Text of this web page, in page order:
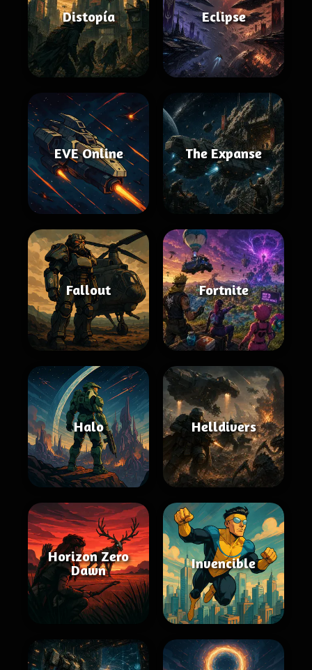
Distopía Eclipse
EVE Online The Expanse
Fallout Fortnite
Halo Helldivers
Horizon Zero
Dawn
Invencible